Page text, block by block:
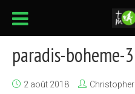
paradis-boheme-3
2 août 2018 Christopher